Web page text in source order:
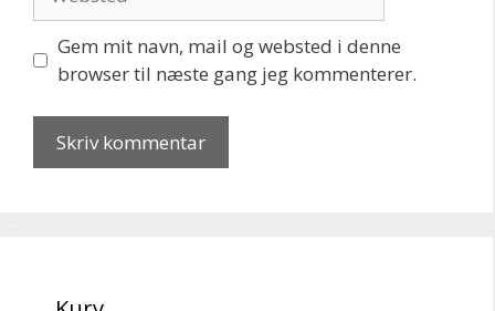
Gem mit navn, mail og websted i denne
browser til næste gang jeg kommenterer.